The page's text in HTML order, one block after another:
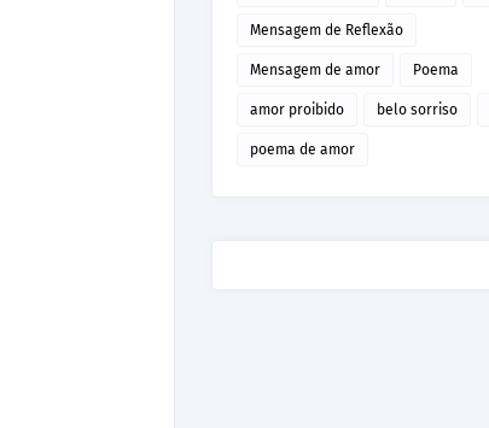
Mensagem de Reflexão
Mensagem de amor Poema
amor proibido belo sorriso
poema de amor